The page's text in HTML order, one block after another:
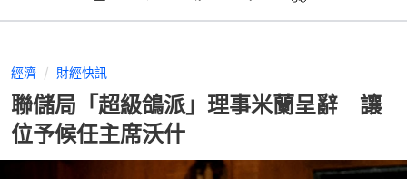
經濟 財經快訊
聯儲局「超級鴿派」理事米蘭呈辭 讓
位予候任主席沃什